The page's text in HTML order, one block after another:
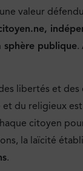
valeur
sphère publique.
libertés et des
du religieux
citoyen
la laïcité
.